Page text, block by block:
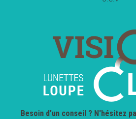
Besoin d'un conseil ? N'hésitez